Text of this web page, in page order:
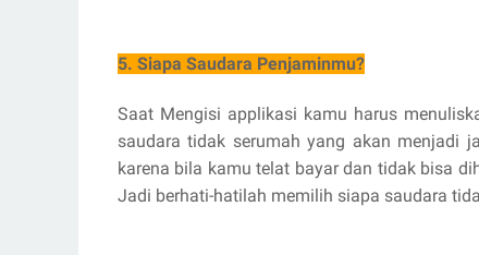
5. Siapa Saudara Penjaminmu?
Saat Mengisi applikasi kamu harus
saudara tidak serumah yang akan menjadi
karena bila kamu telat bayar dan tidak bisa
Jadi berhati-hatilah memilih siapa saudara